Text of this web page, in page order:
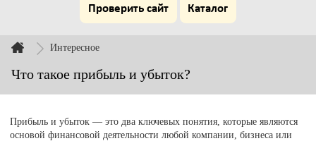
Проверить сайт Каталог
Интересное
Что такое прибыль и убыток?
Прибыль и убыток — это два ключевых понятия, которые являются
основой финансовой деятельности любой компании, бизнеса или